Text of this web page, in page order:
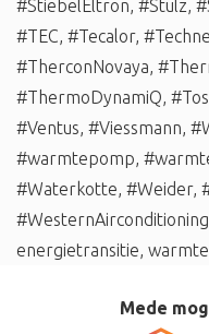
#StiebelEltron, #Stulz,
#TEC, #Tecalor,
#TherconNovaya,
#ThermoDynamiQ,
#Ventus, #Viessmann,
#warmtepomp,
#Waterkotte, #Weider,
#WesternAirconditioning
energietransitie,
Mede